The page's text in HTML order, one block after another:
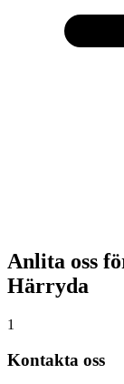
Anlita oss
Härryda
1
Kontakta oss